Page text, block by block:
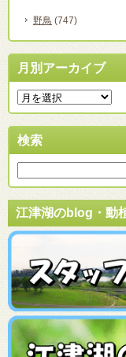
野鳥 (747)
月別アーカイブ
検索
江津湖のblog・動